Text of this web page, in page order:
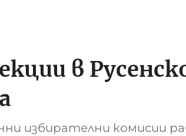
в
избирателни комисии